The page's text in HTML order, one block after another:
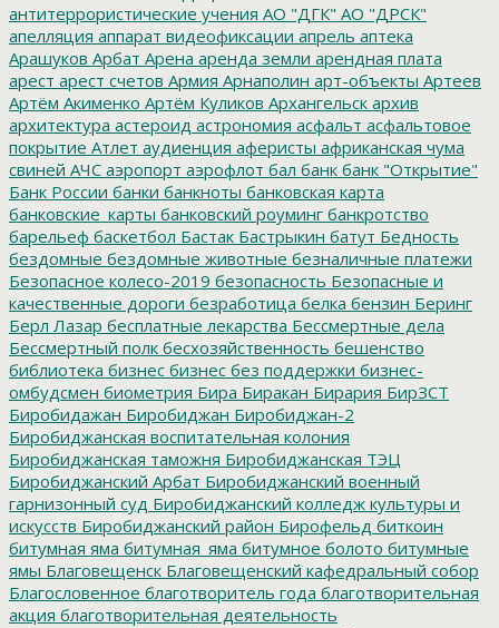
антитеррористические учения АО "ДГК" АО "ДРСК"
апелляция аппарат видеофиксации апрель аптека
Арашуков Арбат Арена аренда земли арендная плата
арест арест счетов Армия Арнаполин арт-объекты Артеев
Артём Акименко Артём Куликов Архангельск архив
архитектура астероид астрономия асфальт асфальтовое
покрытие Атлет аудиенция аферисты африканская чума
свиней АЧС аэропорт аэрофлот бал банк банк "Открытие"
Банк России банки банкноты банковская карта
банковские_карты банковский роуминг банкротство
барельеф баскетбол Бастак Бастрыкин батут Бедность
бездомные бездомные животные безналичные платежи
Безопасное колесо-2019 безопасность Безопасные и
качественные дороги безработица белка бензин Беринг
Берл Лазар бесплатные лекарства Бессмертные дела
Бессмертный полк бесхозяйственность бешенство
библиотека бизнес бизнес без поддержки бизнес-
омбудсмен биометрия Бира Биракан Бирария БирЗСТ
Биробидажан Биробиджан Биробиджан-2
Биробиджанская воспитательная колония
Биробиджанская таможня Биробиджанская ТЭЦ
Биробиджанский Арбат Биробиджанский военный
гарнизонный суд Биробиджанский колледж культуры и
искусств Биробиджанский район Бирофельд биткоин
битумная яма битумная_яма битумное болото битумные
ямы Благовещенск Благовещенский кафедральный собор
Благословенное благотворитель года благотворительная
акция благотворительная деятельность